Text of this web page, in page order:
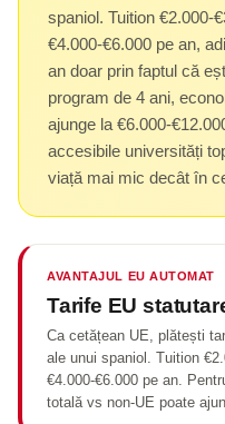
spaniol. Tuition €2.000-
€4.000-€6.000 pe an,
an doar prin faptul că
program de 4 ani,
ajunge la €6.000-
accesibile universități
viață mai mic decât în
AVANTAJUL EU AUTOMAT
Tarife EU
Ca cetățean UE, plătești
ale unui spaniol. Tuition
€4.000-€6.000 pe an.
totală vs non-UE poate